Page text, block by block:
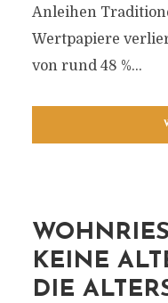
Anleihen
Wertpapiere
von rund 48 %...
KEINE
DIE